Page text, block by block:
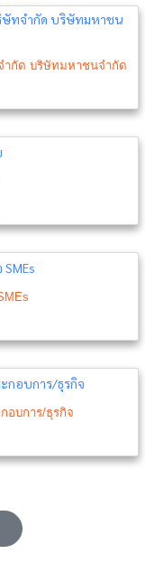
ำกัด บริษัทมหาชนจำกัด
อบการ/ธุรกิจ